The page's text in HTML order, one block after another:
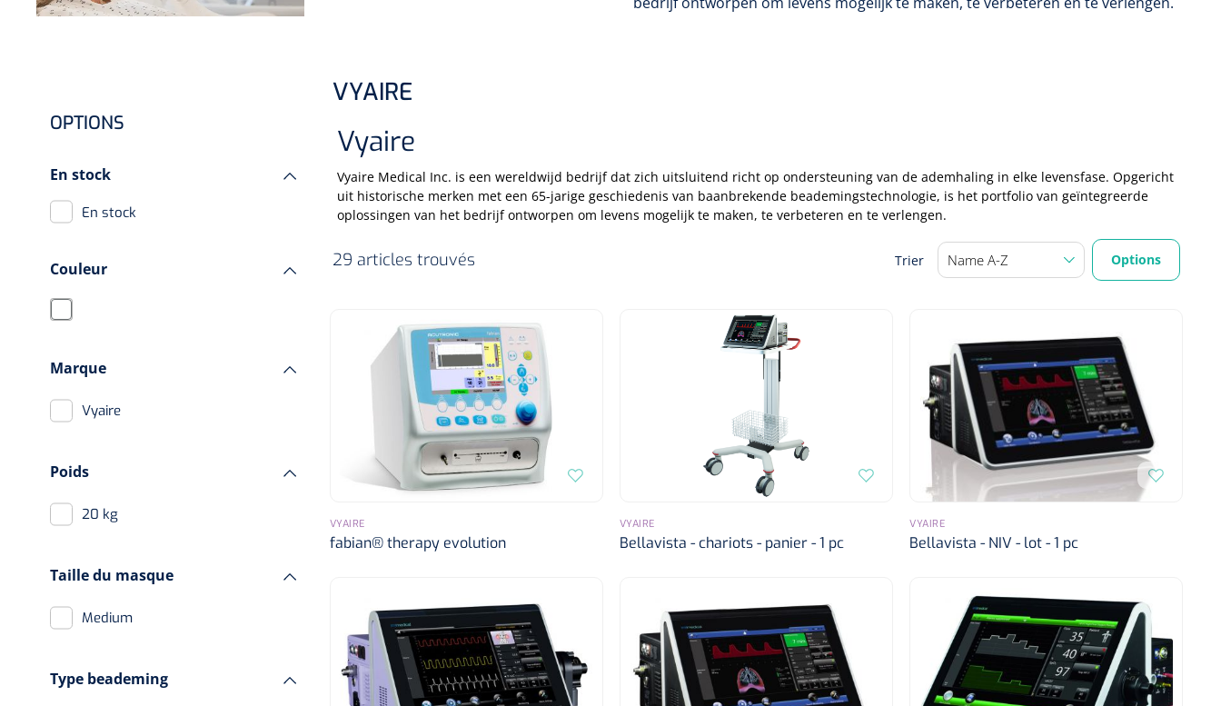
Hygiène & Désinfection
Monitoring
OPTIONS
En stock
En stock
Couleur
Marque
Vyaire
Poids
20 kg
Taille du masque
Medium
Type beademing
VYAIRE
Vyaire
Vyaire Medical Inc. is een wereldwijd bedrijf dat zich uitsluitend richt op ondersteuning van de ademhaling in elke levensfase. Opgericht
uit historische merken met een 65-jarige geschiedenis van baanbrekende beademingstechnologie, is het portfolio van geïntegreerde
oplossingen van het bedrijf ontworpen om levens mogelijk te maken, te verbeteren en te verlengen.
29 articles trouvés Trier Options
VYAIRE
fabian® therapy evolution
VYAIRE
Bellavista - chariots - panier - 1 pc
VYAIRE
Bellavista - NIV - lot - 1 pc